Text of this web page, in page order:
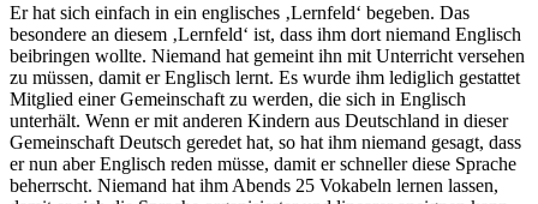
Er hat sich einfach in ein englisches ‚Lernfeld‘ begeben. Das
besondere an diesem ‚Lernfeld‘ ist, dass ihm dort niemand Englisch
beibringen wollte. Niemand hat gemeint ihn mit Unterricht versehen
zu müssen, damit er Englisch lernt. Es wurde ihm lediglich gestattet
Mitglied einer Gemeinschaft zu werden, die sich in Englisch
unterhält. Wenn er mit anderen Kindern aus Deutschland in dieser
Gemeinschaft Deutsch geredet hat, so hat ihm niemand gesagt, dass
er nun aber Englisch reden müsse, damit er schneller diese Sprache
beherrscht. Niemand hat ihm Abends 25 Vokabeln lernen lassen,